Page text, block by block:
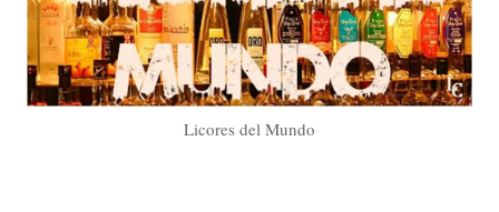
Licores del Mundo